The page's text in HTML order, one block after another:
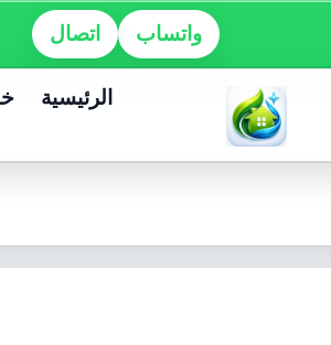
واتساب اتصال
الرئيسية